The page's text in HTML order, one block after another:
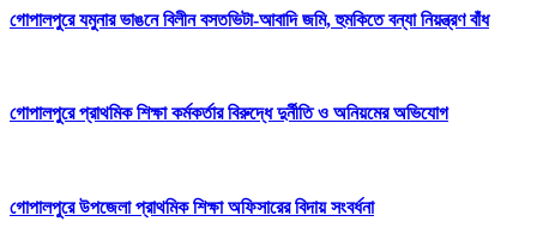
গোপালপুরে যমুনার ভাঙনে বিলীন বসতভিটা-আবাদি জমি, হুমকিতে বন্যা নিয়ন্ত্রণ বাঁধ
গোপালপুরে প্রাথমিক শিক্ষা কর্মকর্তার বিরুদ্ধে দুর্নীতি ও অনিয়মের অভিযোগ
গোপালপুরে উপজেলা প্রাথমিক শিক্ষা অফিসারের বিদায় সংবর্ধনা